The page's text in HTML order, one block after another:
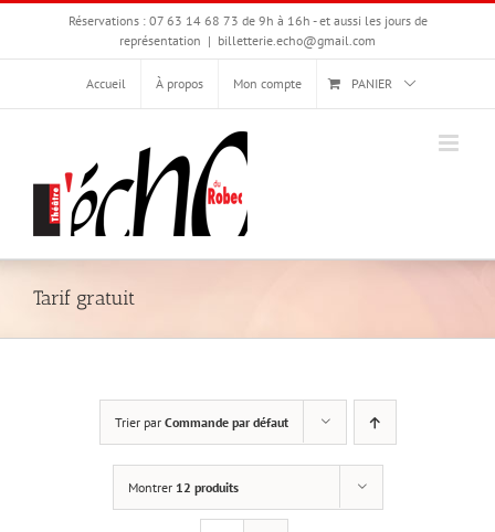
Passer
Réservations : 07 63 14 68 73 de 9h à 16h - et aussi les jours de
représentation | billetterie.echo@gmail.com
Accueil À propos Mon compte PANIER
Tarif gratuit
Trier par Commande par défaut
Montrer 12 produits